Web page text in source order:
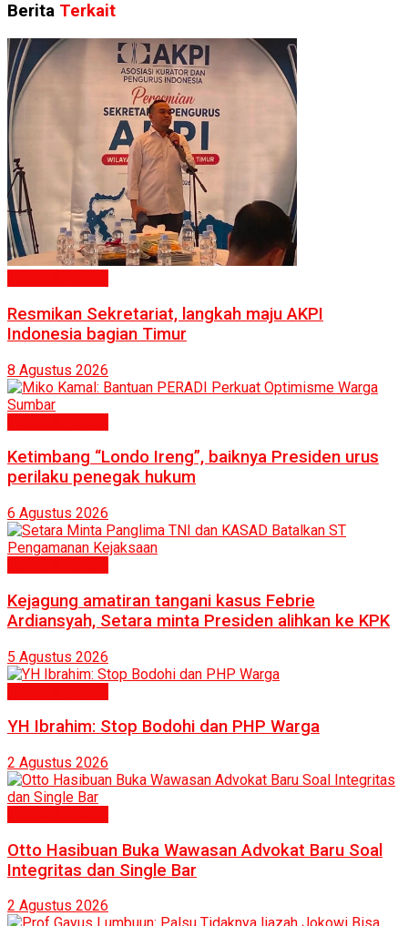
Berita Terkait
Resmikan Sekretariat, langkah maju AKPI
Indonesia bagian Timur
8 Agustus 2026
Ketimbang “Londo Ireng”, baiknya Presiden urus
perilaku penegak hukum
6 Agustus 2026
Kejagung amatiran tangani kasus Febrie
Ardiansyah, Setara minta Presiden alihkan ke KPK
5 Agustus 2026
YH Ibrahim: Stop Bodohi dan PHP Warga
2 Agustus 2026
Otto Hasibuan Buka Wawasan Advokat Baru Soal
Integritas dan Single Bar
2 Agustus 2026